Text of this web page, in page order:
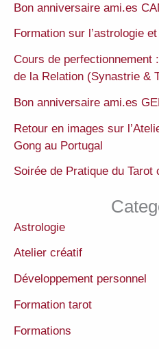
Bon anniversaire ami.es
Formation sur l’astrologie
Cours de perfectionnement
de la Relation (Synastrie &
Bon anniversaire ami.es
Retour en images sur
Gong au Portugal
Soirée de Pratique du Tarot
Astrologie
Atelier créatif
Développement personnel
Formation tarot
Formations